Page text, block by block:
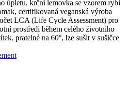
úpletu, krční lemovka se vzorem rybí
certifikovaná veganská výroba
LCA (Life Cycle Assessment) pro
prostředí během celého životního
pratelné na 60°, lze sušit v sušičce